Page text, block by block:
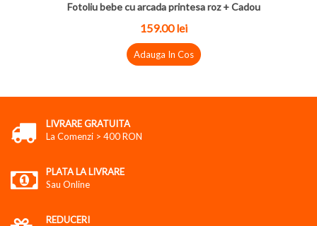
Fotoliu bebe cu arcada printesa roz + Cadou
159.00 lei
Adauga In Cos
LIVRARE GRATUITA
La Comenzi > 400 RON
PLATA LA LIVRARE
Sau Online
REDUCERI